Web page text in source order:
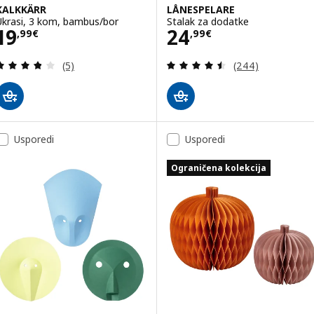
3 kom, bambus/bor
,99€ 19,99€
Revizija: 3.8 od 5 zvjezdica. Ukupno recenzija:
(5)
LÅNESPELARE
Stalak za dodatke
24,99€
Cijena 24,99€
Revizija: 4.5
(244)
Usporedi Usporedi
Ograničena kolekcija